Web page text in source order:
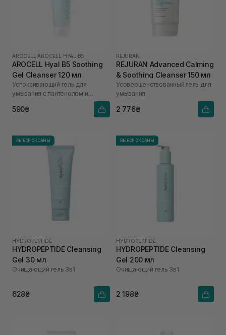
AROCELL AROCELL HYAL B5
AROCELL Hyal B5 Soothing
Gel Cleanser 120 мл
Успокаивающий гель для
умывания с пантенолом и
590₴
REJURAN
REJURAN Advanced Calming
& Soothing Cleanser 150 мл
Усовершенствованный гель для
умывания
2 776₴
ВЫБОР ОКСАНЫ
HYDROPEPTIDE
HYDROPEPTIDE Cleansing
Gel 30 мл
Очищающий гель 3в1
628₴
ВЫБОР ОКСАНЫ
HYDROPEPTIDE
HYDROPEPTIDE Cleansing
Gel 200 мл
Очищающий гель 3в1
2 198₴